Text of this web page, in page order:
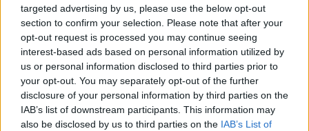
targeted advertising by us, please use the below opt-out
section to confirm your selection. Please note that after your
opt-out request is processed you may continue seeing
interest-based ads based on personal information utilized by
us or personal information disclosed to third parties prior to
your opt-out. You may separately opt-out of the further
disclosure of your personal information by third parties on the
IAB’s list of downstream participants. This information may
also be disclosed by us to third parties on the IAB’s List of
A producer a nehézségek között említette,
hogy Szaúd-Arábiában férfiak és nők nem
dolgozhatnak együtt, a nőknek egyáltalán
nem is tanácsos dolgozniuk, az utcán pedig
teljesen el kell takarniuk magukat. "Mindez
persze még nehezebb, ha egy nő - Haifa al-
Manszúr - a rendező, aki a forgatáson nagy